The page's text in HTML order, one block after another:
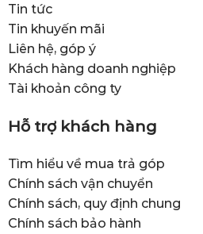
Tin tức
Tin khuyến mãi
Liên hệ, góp ý
Khách hàng doanh nghiệp
Tài khoản công ty
Hỗ trợ khách hàng
Tìm hiểu về mua trả góp
Chính sách vận chuyển
Chính sách, quy định chung
Chính sách bảo hành